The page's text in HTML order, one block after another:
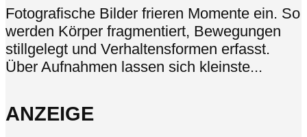
Fotografische Bilder frieren Momente ein. So
werden Körper fragmentiert, Bewegungen
stillgelegt und Verhaltensformen erfasst.
Über Aufnahmen lassen sich kleinste...
ANZEIGE